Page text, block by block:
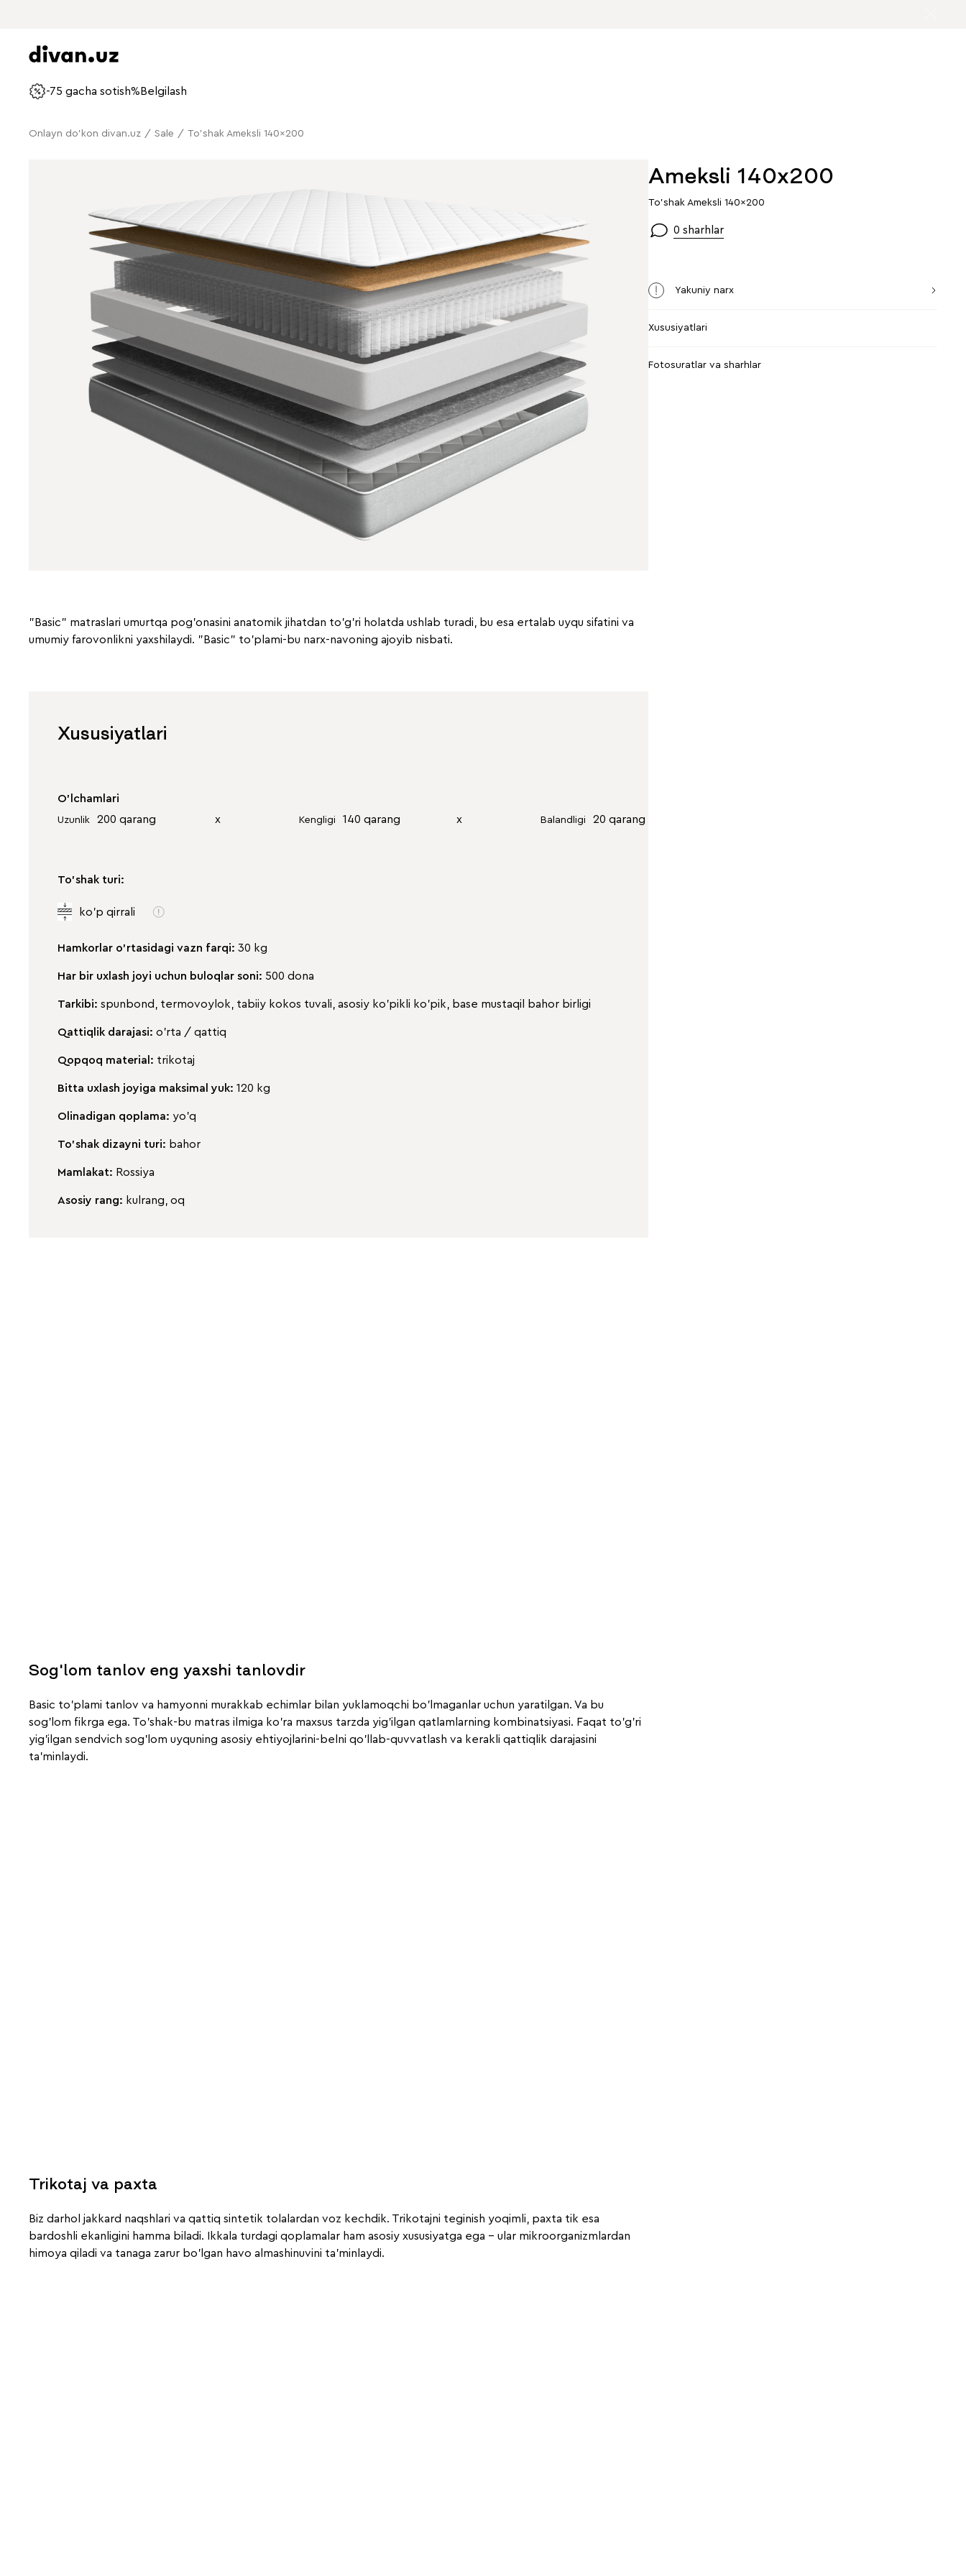
-75 gacha sotish% Belgilash
Onlayn do'kon divan.uz / Sale / To'shak Ameksli 140x200
"Basic" matraslari umurtqa pog'onasini anatomik jihatdan to'g'ri holatda ushlab turadi, bu esa ertalab uyqu sifatini va
umumiy farovonlikni yaxshilaydi. "Basic" to'plami-bu narx-navoning ajoyib nisbati.
Xususiyatlari
O'lchamlari
Uzunlik 200 qarang х Kengligi 140 qarang х Balandligi 20 qarang
To'shak turi:
ko'p qirrali
Hamkorlar o'rtasidagi vazn farqi: 30 kg
Har bir uxlash joyi uchun buloqlar soni: 500 dona
Tarkibi: spunbond, termovoylok, tabiiy kokos tuvali, asosiy ko'pikli ko'pik, base mustaqil bahor birligi
Qattiqlik darajasi: o'rta / qattiq
Qopqoq material: trikotaj
Bitta uxlash joyiga maksimal yuk: 120 kg
Olinadigan qoplama: yo'q
To'shak dizayni turi: bahor
Mamlakat: Rossiya
Asosiy rang: kulrang, oq
Sog'lom tanlov eng yaxshi tanlovdir
Basic to'plami tanlov va hamyonni murakkab echimlar bilan yuklamoqchi bo'lmaganlar uchun yaratilgan. Va bu
sog'lom fikrga ega. To'shak-bu matras ilmiga ko'ra maxsus tarzda yig'ilgan qatlamlarning kombinatsiyasi. Faqat to'g'ri
yig'ilgan sendvich sog'lom uyquning asosiy ehtiyojlarini-belni qo'llab-quvvatlash va kerakli qattiqlik darajasini
ta'minlaydi.
Trikotaj va paxta
Biz darhol jakkard naqshlari va qattiq sintetik tolalardan voz kechdik. Trikotajni teginish yoqimli, paxta tik esa
bardoshli ekanligini hamma biladi. Ikkala turdagi qoplamalar ham asosiy xususiyatga ega – ular mikroorganizmlardan
himoya qiladi va tanaga zarur bo'lgan havo almashinuvini ta'minlaydi.
Ameksli 140x200
To'shak Ameksli 140x200
0 sharhlar
Yakuniy narx
Xususiyatlari
Fotosuratlar va sharhlar